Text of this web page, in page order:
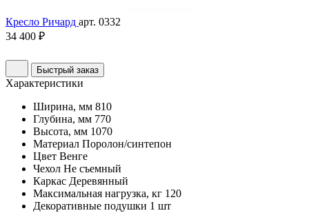
Кресло Ричард арт. 0332
34 400 ₽
Быстрый заказ
Характеристики
Ширина, мм 810
Глубина, мм 770
Высота, мм 1070
Материал Поролон/синтепон
Цвет Венге
Чехол Не съемный
Каркас Деревянный
Максимальная нагрузка, кг 120
Декоративные подушки 1 шт